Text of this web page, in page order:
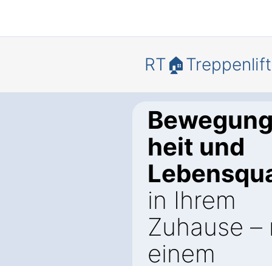
RT🏠Treppenlift
heit und
in Ihrem
Zuhause –
einem